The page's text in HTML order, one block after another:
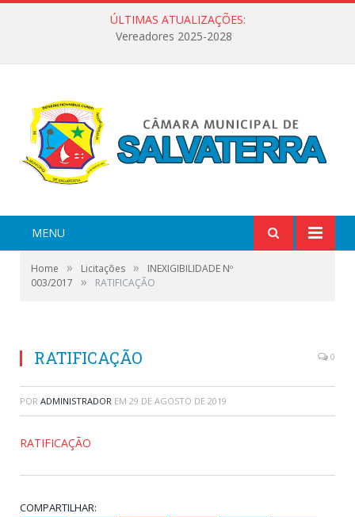
ÚLTIMAS ATUALIZAÇÕES:
Vereadores 2025-2028
MENU
Home » Licitações »
INEXIGIBILIDADE Nº
003/2017
» RATIFICAÇÃO
RATIFICAÇÃO 0
POR ADMINISTRADOR EM 29 DE AGOSTO DE 2019
RATIFICAÇÃO
COMPARTILHAR: